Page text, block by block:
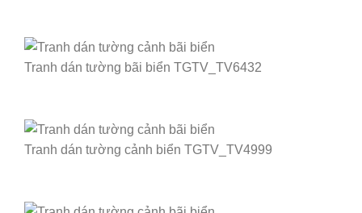
Tranh dán tường bãi biển TGTV_TV6432
Tranh dán tường cảnh biển TGTV_TV4999